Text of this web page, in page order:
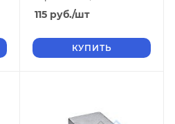
115 руб./шт
КУПИТЬ